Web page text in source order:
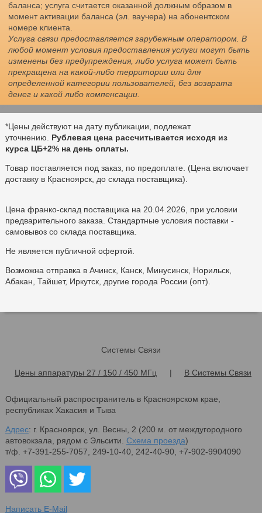
баланса; услуга считается оказанной должным образом в
момент активации баланса (эл. ваучера) на абонентском
номере клиента.
Услуга связи предоставляется зарубежным оператором. В
любой момент условия предоставления услуги могут быть
изменены без предупреждения, либо услуга может быть
прекращена на какой-либо территории или для
определенной категории пользователей, без возврата
денег и какой либо компенсации.
*Цены действуют на дату публикации, подлежат
уточнению. Рублевая цена рассчитывается исходя из
курса ЦБ+2% на день оплаты.
Товар поставляется под заказ, по предоплате. (Цена включает
доставку в Красноярск, до склада поставщика).
Цена франко-склад поставщика на 20.04.2026, при условии
предварительного заказа. Стандартные условия поставки -
самовывоз со склада поставщика.
Не является публичной офертой.
Возможна отправка в Ачинск, Канск, Минусинск, Норильск,
Абакан, Тайшет, Иркутск, другие города России (опт).
Системы Связи
Цены аппаратуры 27 / 150 / 450 МГц | В Системы Связи
Официальный распространитель в Красноярском крае,
республиках Хакасия и Тыва
Адрес: г. Красноярск, ул. Весны, 2 (200 м. от междугородного
автовокзала, рядом с Эльсити. Схема проезда)
т/ф. +7-391-255-7057, 249-10-40, 242-40-90, +7-902-9904090
Написать E-Mail